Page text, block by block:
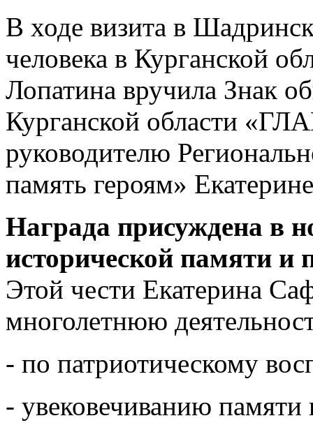
В ходе визита в
человека в Курганской
Лопатина вручила Знак
Курганской области
руководителю
память героям»
Награда присуждена в
исторической памяти и
Этой чести Екатерина
многолетнюю
- по патриотическому
- увековечиванию памяти